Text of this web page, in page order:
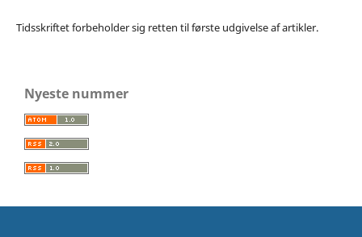
Tidsskriftet forbeholder sig retten til første udgivelse af artikler.
Nyeste nummer